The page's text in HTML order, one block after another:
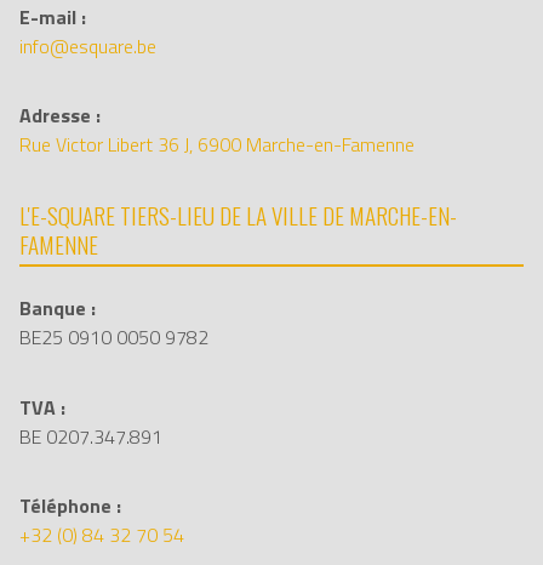
E-mail :
info@esquare.be
Adresse :
Rue Victor Libert 36 J, 6900 Marche-en-Famenne
L'E-SQUARE TIERS-LIEU DE LA VILLE DE MARCHE-EN-
FAMENNE
Banque :
BE25 0910 0050 9782
TVA :
BE 0207.347.891
Téléphone :
+32 (0) 84 32 70 54